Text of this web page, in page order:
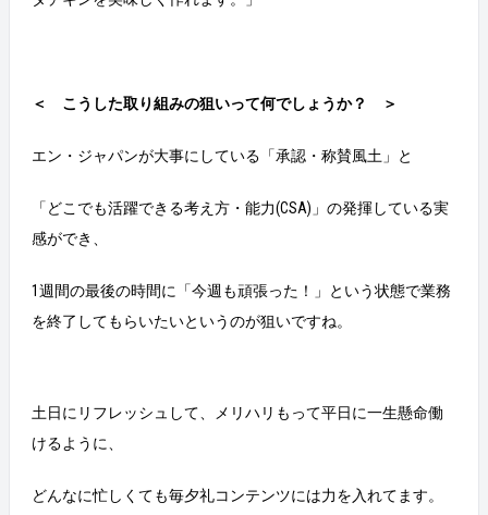
＜ こうした取り組みの狙いって何でしょうか？ ＞
エン・ジャパンが大事にしている「承認・称賛風土」と
「どこでも活躍できる考え方・能力(CSA)」の発揮している実
感ができ、
1週間の最後の時間に「今週も頑張った！」という状態で業務
を終了してもらいたいというのが狙いですね。
土日にリフレッシュして、メリハリもって平日に一生懸命働
けるように、
どんなに忙しくても毎夕礼コンテンツには力を入れてます。